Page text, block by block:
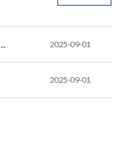
2025-09-01
2025-09-01